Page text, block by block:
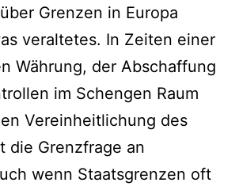
Grenzen in Europa
veraltetes. In Zeiten einer
Währung, der Abschaffung
im Schengen Raum
Vereinheitlichung des
die Grenzfrage an
wenn Staatsgrenzen oft